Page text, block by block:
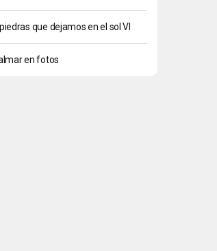
que dejamos en el sol VI
en fotos